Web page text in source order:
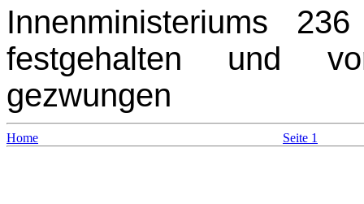
Innenministeriums
festgehalten und
gezwungen
Home Seite 1